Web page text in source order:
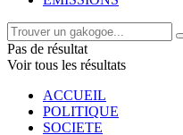
Pas de résultat
Voir tous les résultats
ACCUEIL
POLITIQUE
SOCIETE